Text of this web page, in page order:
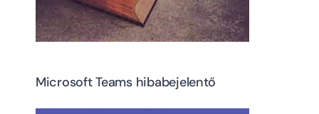
Microsoft Teams hibabejelentő